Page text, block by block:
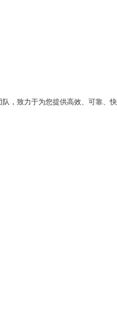
，致力于为您提供高效、可靠、快